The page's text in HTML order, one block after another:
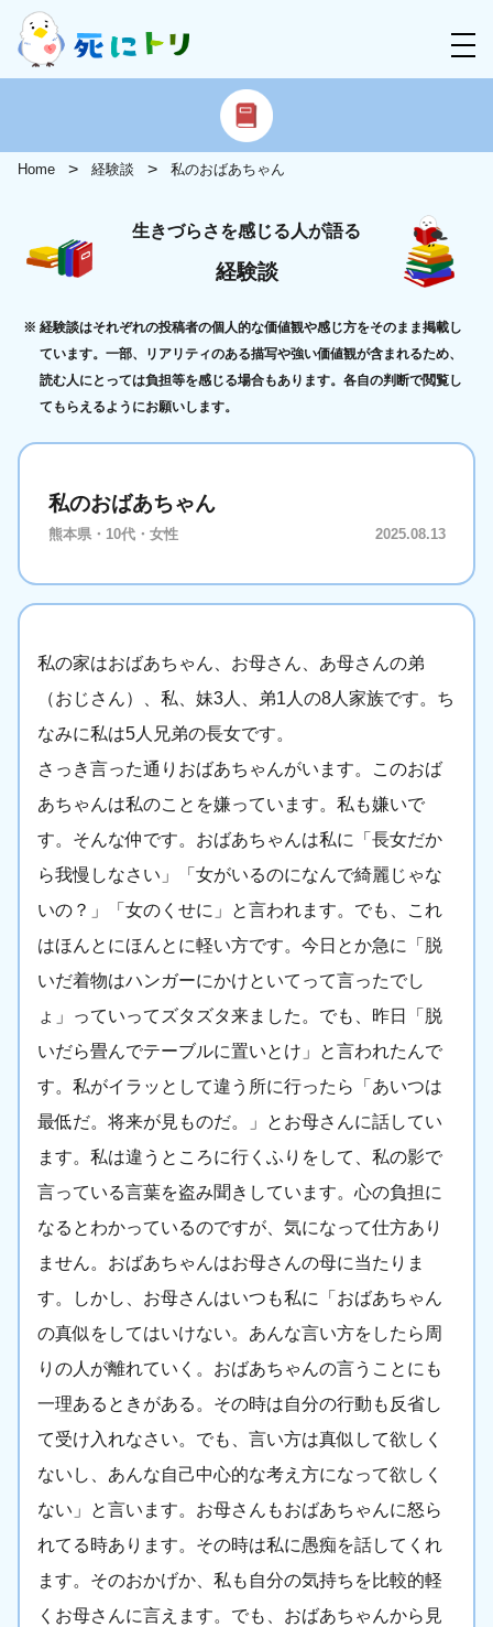
Home 経験談 私のおばあちゃん
生きづらさを感じる人が語る
経験談
経験談はそれぞれの投稿者の個人的な価値観や感じ方をそのまま掲載し
ています。一部、リアリティのある描写や強い価値観が含まれるため、
読む人にとっては負担等を感じる場合もあります。各自の判断で閲覧し
てもらえるようにお願いします。
私のおばあちゃん
熊本県・10代・女性 2025.08.13
私の家はおばあちゃん、お母さん、あ母さんの弟
（おじさん）、私、妹3人、弟1人の8人家族です。ち
なみに私は5人兄弟の長女です。
さっき言った通りおばあちゃんがいます。このおば
あちゃんは私のことを嫌っています。私も嫌いで
す。そんな仲です。おばあちゃんは私に「長女だか
ら我慢しなさい」「女がいるのになんで綺麗じゃな
いの？」「女のくせに」と言われます。でも、これ
はほんとにほんとに軽い方です。今日とか急に「脱
いだ着物はハンガーにかけといてって言ったでし
ょ」っていってズタズタ来ました。でも、昨日「脱
いだら畳んでテーブルに置いとけ」と言われたんで
す。私がイラッとして違う所に行ったら「あいつは
最低だ。将来が見ものだ。」とお母さんに話してい
ます。私は違うところに行くふりをして、私の影で
言っている言葉を盗み聞きしています。心の負担に
なるとわかっているのですが、気になって仕方あり
ません。おばあちゃんはお母さんの母に当たりま
す。しかし、お母さんはいつも私に「おばあちゃん
の真似をしてはいけない。あんな言い方をしたら周
りの人が離れていく。おばあちゃんの言うことにも
一理あるときがある。その時は自分の行動も反省し
て受け入れなさい。でも、言い方は真似して欲しく
ないし、あんな自己中心的な考え方になって欲しく
ない」と言います。お母さんもおばあちゃんに怒ら
れてる時あります。その時は私に愚痴を話してくれ
ます。そのおかげか、私も自分の気持ちを比較的軽
くお母さんに言えます。でも、おばあちゃんから見